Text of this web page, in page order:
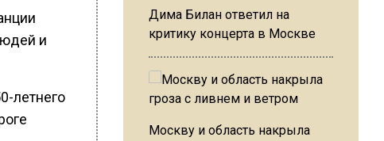
и
летнего
Дима Билан ответил на
критику концерта в Москве
Москву и область накрыла